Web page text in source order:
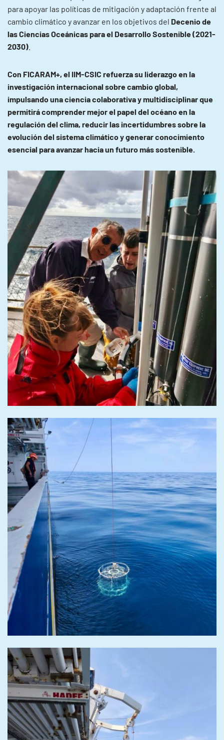
para apoyar las políticas de mitigación y adaptación frente al
cambio climático y avanzar en los objetivos del Decenio de
las Ciencias Oceánicas para el Desarrollo Sostenible (2021-
2030)
Con FICARAM+, el IIM-CSIC refuerza su liderazgo en la
investigación internacional sobre cambio global,
impulsando una ciencia colaborativa y multidisciplinar que
permitirá comprender mejor el papel del océano en la
regulación del clima, reducir las incertidumbres sobre la
evolución del sistema climático y generar conocimiento
esencial para avanzar hacia un futuro más sostenible.